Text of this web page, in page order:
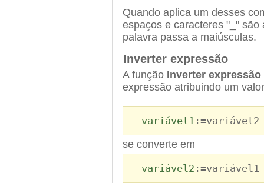
Quando aplica um desses
espaços e caracteres "_"
palavra passa a maiúsculas.
Inverter expressão
A função Inverter expressão
expressão atribuindo um
variável1 :=variável2
se converte em
variável2 :=variável1